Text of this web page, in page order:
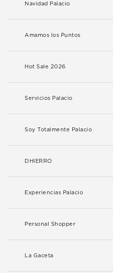
Navidad Palacio
Amamos los Puntos
Hot Sale 2026
Servicios Palacio
Soy Totalmente Palacio
DHIERRO
Experiencias Palacio
Personal Shopper
La Gaceta